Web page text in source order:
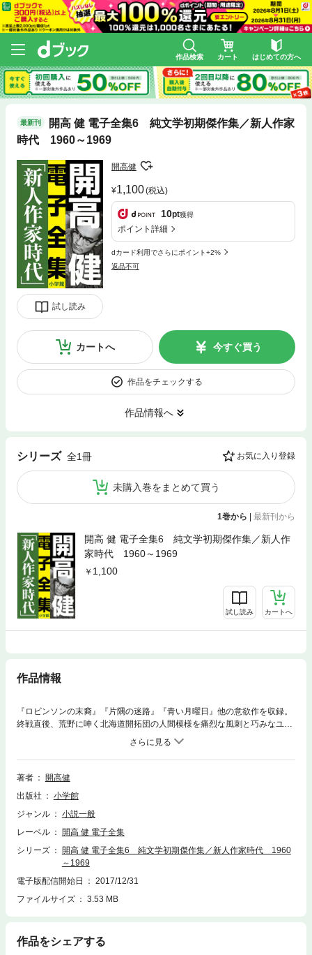
作品検索 カート はじめての方へ
最新刊
開高 健 電子全集6 純文学初期傑作集／新人作家
時代 1960～1969
試し読み
開高健
1,100(税込)
10pt獲得
ポイント詳細
dカード利用でさらにポイント+2%
返品不可
カートへ 今すぐ買う
作品をチェックする
作品情報へ
シリーズ 全1冊 お気に入り登録
未購入巻をまとめて買う
1巻から | 最新刊から
開高 健 電子全集6 純文学初期傑作集／新人作
家時代 1960～1969
1,100
試し読み カートへ
作品情報
『ロビンソンの末裔』『片隅の迷路』『青い月曜日』他の意欲作を収録。
終戦直後、荒野に呻く北海道開拓団の人間模様を痛烈な風刺と巧みなユー
モアで描いた問題作『ロビンソンの末裔』（1960年刊）、実際にあった冤
罪事件「徳島ラジオ商殺人事件」を下敷きに、司法に翻弄されながらも懸
命に抗おうとする人々を描いた長編推理小説『片隅の迷路』（1962年
刊）、戦中戦後の混乱と活気あふれる大阪を舞台に、主人公の少年期、青
代に発表された意欲作全18タイトルを収録。【収録数】小説：18作 付
録：開高健が自著を語るエッセイ、作品解説、『ロビンソンの末裔』表紙
著者
開高健
出版社
小学館
ジャンル
小説一般
レーベル
開高 健 電子全集
シリーズ
開高 健 電子全集6 純文学初期傑作集／新人作家時代 1960
～1969
電子版配信開始日
2017/12/31
ファイルサイズ
3.53 MB
作品をシェアする